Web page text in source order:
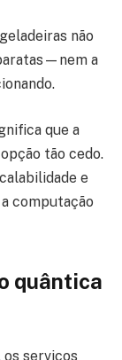
não
a
que a
tão cedo.
e
computação
quântica
os serviços